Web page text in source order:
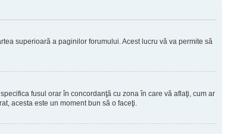
superioară a paginilor forumului. Acest lucru vă va permite să
fusul orar în concordanţă cu zona în care vă aflaţi, cum ar
acesta este un moment bun să o faceţi.